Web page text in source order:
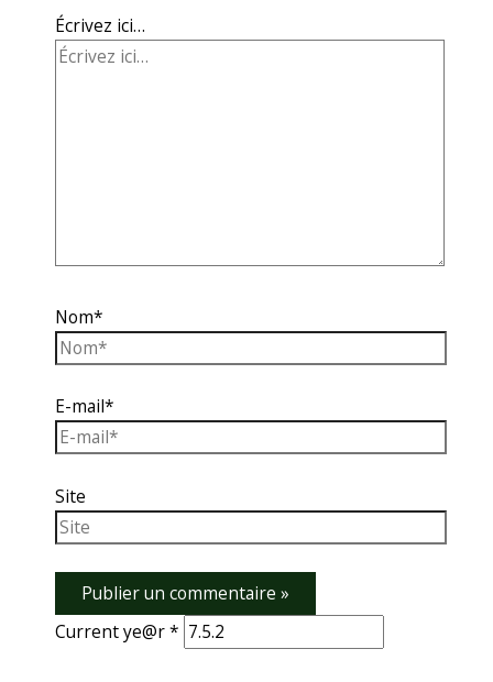
Écrivez ici…
Nom*
E-mail*
Site
Current ye@r*